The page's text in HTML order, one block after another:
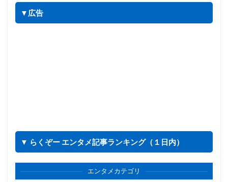
▼広告
▼ らくぞー エンタメ記事ランキング（１日内）
エンタメカテゴリ